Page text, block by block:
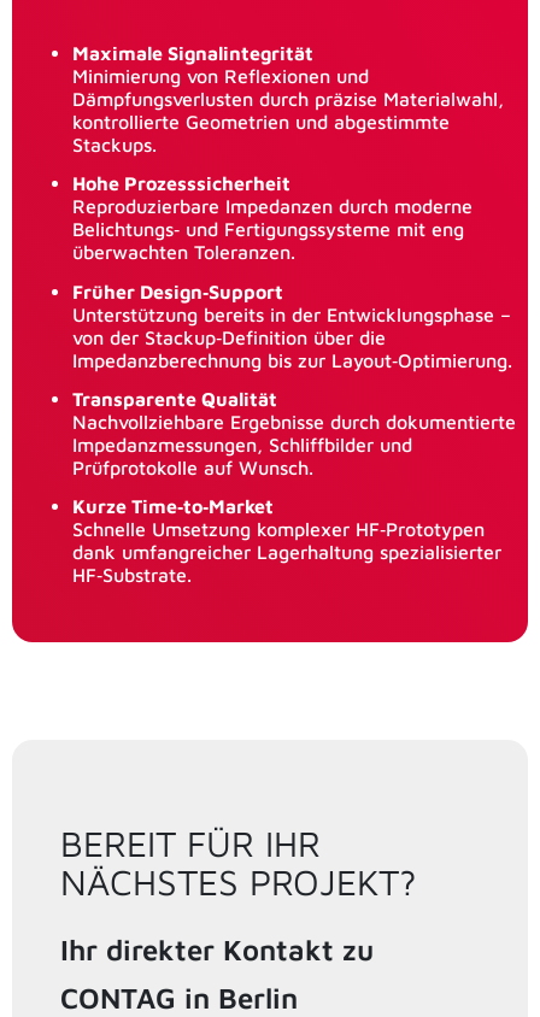
Maximale Signalintegrität
Minimierung von Reflexionen und
Dämpfungsverlusten durch präzise Materialwahl,
kontrollierte Geometrien und abgestimmte
Stackups.
Hohe Prozesssicherheit
Reproduzierbare Impedanzen durch moderne
Belichtungs‑ und Fertigungssysteme mit eng
überwachten Toleranzen.
Früher Design‑Support
Unterstützung bereits in der Entwicklungsphase –
von der Stackup‑Definition über die
Impedanzberechnung bis zur Layout‑Optimierung.
Transparente Qualität
Nachvollziehbare Ergebnisse durch dokumentierte
Impedanzmessungen, Schliffbilder und
Prüfprotokolle auf Wunsch.
Kurze Time‑to‑Market
Schnelle Umsetzung komplexer HF‑Prototypen
dank umfangreicher Lagerhaltung spezialisierter
HF‑Substrate.
BEREIT FÜR IHR
NÄCHSTES PROJEKT?
Ihr direkter Kontakt zu
CONTAG in Berlin